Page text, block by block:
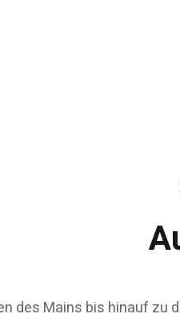
des Mains bis hinauf